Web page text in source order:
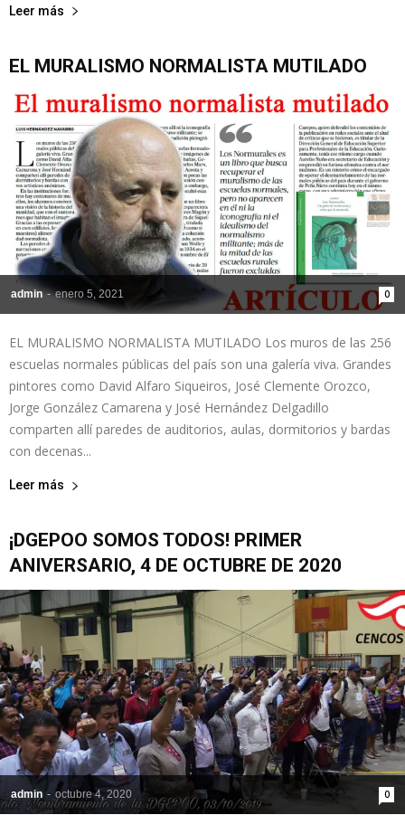
Leer más
EL MURALISMO NORMALISTA MUTILADO
admin - enero 5, 2021 0
EL MURALISMO NORMALISTA MUTILADO Los muros de las 256
escuelas normales públicas del país son una galería viva. Grandes
pintores como David Alfaro Siqueiros, José Clemente Orozco,
Jorge González Camarena y José Hernández Delgadillo
comparten allí paredes de auditorios, aulas, dormitorios y bardas
con decenas...
Leer más
¡DGEPOO SOMOS TODOS! PRIMER
ANIVERSARIO, 4 DE OCTUBRE DE 2020
admin - octubre 4, 2020 0